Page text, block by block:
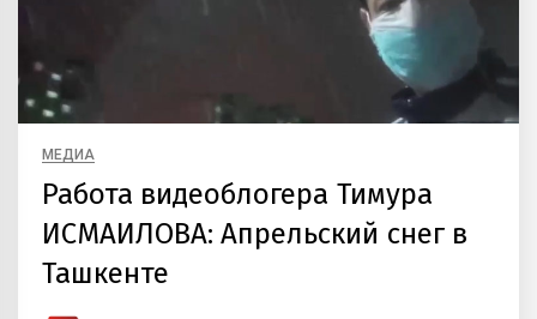
МЕДИА
Работа видеоблогера Тимура
ИСМАИЛОВА: Апрельский снег в
Ташкенте